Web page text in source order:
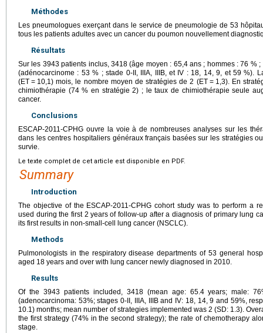
Méthodes
Les pneumologues exerçant dans le service de pneumologie de 53
tous les patients adultes avec un cancer du poumon nouvellement
Résultats
Sur les 3943 patients inclus, 3418 (âge moyen : 65,4 ans ; hommes : 76 %
(adénocarcinome : 53 % ; stade 0-II, IIIA, IIIB, et IV : 18, 14, 9, et 59 %).
(ET = 10,1) mois, le nombre moyen de stratégies de 2 (ET = 1,3). En
chimiothérapie (74 % en stratégie 2) ; le taux de chimiothérapie seule
cancer.
Conclusions
ESCAP-2011-CPHG ouvre la voie à de nombreuses analyses sur les
dans les centres hospitaliers généraux français basées sur les stratégies
survie.
Le texte complet de cet article est disponible en PDF.
Summary
Introduction
The objective of the ESCAP-2011-CPHG cohort study was to perform a
used during the first 2 years of follow-up after a diagnosis of primary lung
its first results in non-small-cell lung cancer (NSCLC).
Methods
Pulmonologists in the respiratory disease departments of 53 general
aged 18 years and over with lung cancer newly diagnosed in 2010.
Results
Of the 3943 patients included, 3418 (mean age: 65.4 years; male:
(adenocarcinoma: 53%; stages 0-II, IIIA, IIIB and IV: 18, 14, 9 and 59%,
10.1) months; mean number of strategies implemented was 2 (SD: 1.3).
the first strategy (74% in the second strategy); the rate of chemotherapy
stage.